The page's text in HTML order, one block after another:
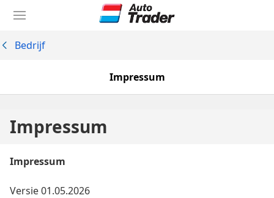
naar
Bedrijf
Impressum
Impressum
Impressum
Versie 01.05.2026